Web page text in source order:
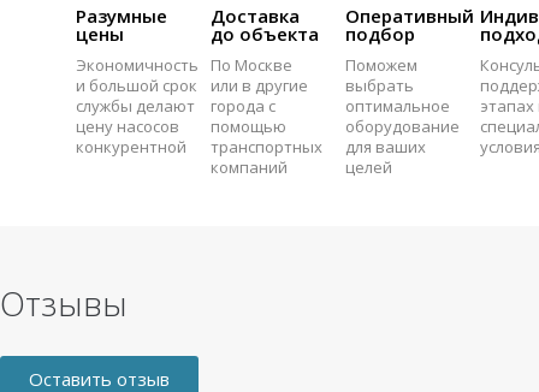
Разумные
цены
Экономичность
и большой срок
службы делают
цену насосов
конкурентной
Доставка
до объекта
По Москве
или в другие
города с
помощью
транспортных
компаний
Оперативный
подбор
Поможем
выбрать
оптимальное
оборудование
для ваших
целей
этапах
Отзывы
Оставить отзыв